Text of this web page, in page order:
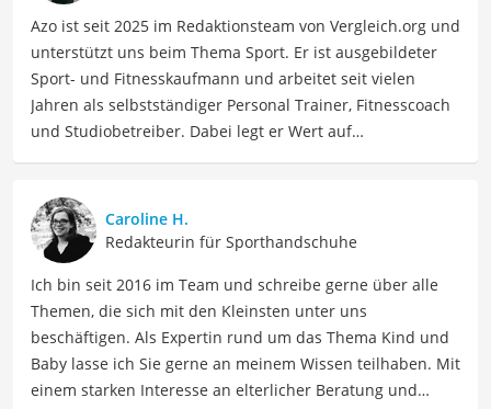
Azo ist seit 2025 im Redaktionsteam von Vergleich.org und
unterstützt uns beim Thema Sport. Er ist ausgebildeter
Sport- und Fitnesskaufmann und arbeitet seit vielen
Jahren als selbstständiger Personal Trainer, Fitnesscoach
und Studiobetreiber. Dabei legt er Wert auf
Gerätekompetenz. Zusätzlich ist Azo aktiver
Wettkampfsportler (u. a. HYROX, Functional Fitness, Lauf-
und Triathlonevents) und testet Trainingsmethoden,
Geräte und Produkte selbst im Alltag und im Coaching.
Als Ausgleich geht Azo gern in die Natur oder ins Kino,
um abzuschalten.
Der Karthandschuhe-Vergleich ist aus unserer Sicht
besonders empfehlenswert fürMotorsportlerundBiker
Caroline H.
Redakteurin für Sporthandschuhe
Ich bin seit 2016 im Team und schreibe gerne über alle
Themen, die sich mit den Kleinsten unter uns
beschäftigen. Als Expertin rund um das Thema Kind und
Baby lasse ich Sie gerne an meinem Wissen teilhaben. Mit
einem starken Interesse an elterlicher Beratung und